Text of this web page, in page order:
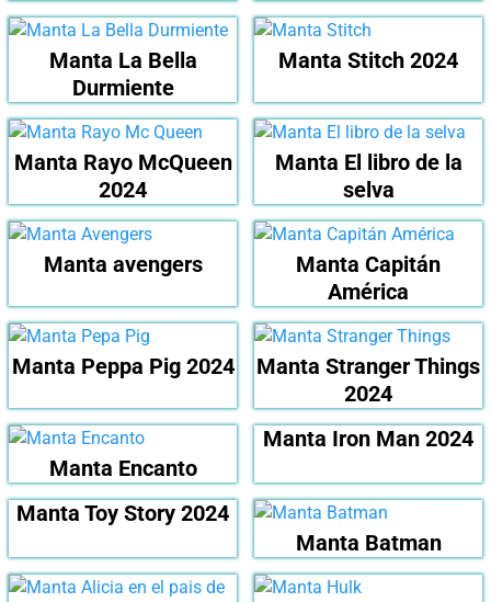
Manta La Bella
Durmiente
Manta Stitch 2024
Manta Rayo McQueen
2024
Manta El libro de la
selva
Manta avengers
Manta Capitán
América
Manta Peppa Pig 2024
Manta Stranger Things
2024
Manta Encanto
Manta Iron Man 2024
Manta Toy Story 2024
Manta Batman